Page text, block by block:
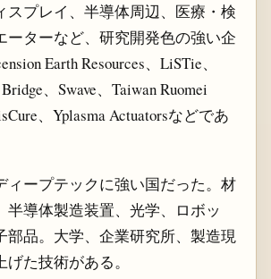
スプレイ、半導体周辺、医療・検
ーターなど、研究開発色の強い企
Earth Resources、LiSTie、
、Swave、Taiwan Ruomei
、Yplasma Actuatorsなどであ
ィープテックに強い国だった。材
半導体製造装置、光学、ロボッ
部品。大学、企業研究所、製造現
た技術がある。